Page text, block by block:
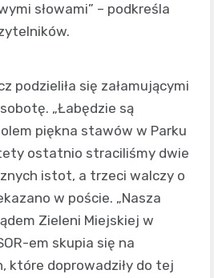
słowami” – podkreśla
podzieliła się załamującymi
„Łabędzie są
piękna stawów w Parku
ostatnio straciliśmy dwie
istot, a trzeci walczy o
w poście. „Nasza
Zieleni Miejskiej w
em skupia się na
które doprowadziły do tej